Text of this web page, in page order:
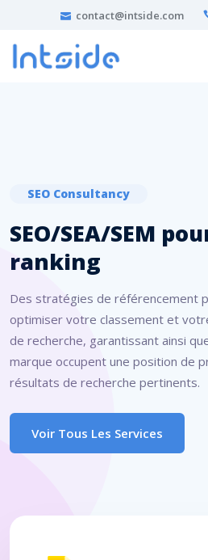
contact@intside.com
SEO Consultancy
SEO/SEA/SEM
ranking
Des stratégies de référencement
optimiser votre classement et
de recherche, garantissant ainsi
marque occupent une position de
résultats de recherche pertinents.
Voir Tous Les Services